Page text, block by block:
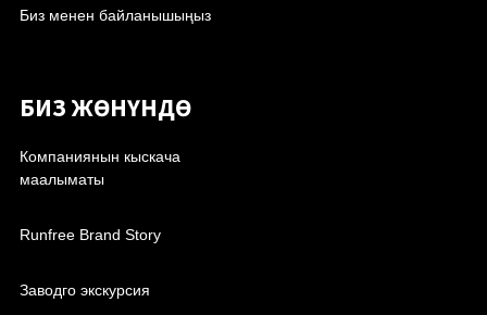
Биз менен байланышыңыз
БИЗ ЖӨНҮНДӨ
Компаниянын кыскача
маалыматы
Runfree Brand Story
Заводго экскурсия